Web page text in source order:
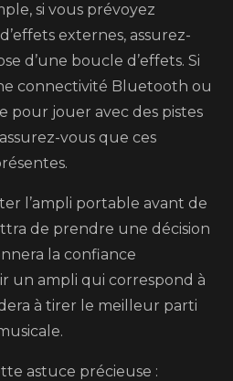
si vous prévoyez
externes, assurez-
d’une boucle d’effets. Si
connectivité Bluetooth ou
pour jouer avec des pistes
vous que ces
l’ampli portable avant de
de prendre une décision
la confiance
un ampli qui correspond à
à tirer le meilleur parti
astuce précieuse :